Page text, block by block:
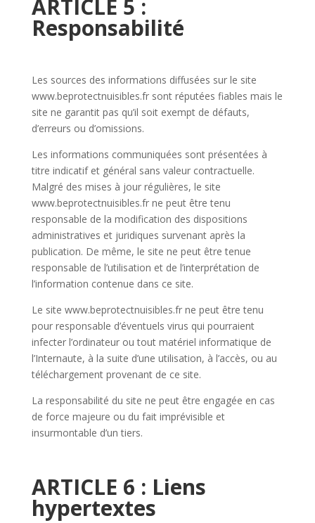
ARTICLE 5 :
Responsabilité
Les sources des informations diffusées sur le site
www.beprotectnuisibles.fr sont réputées fiables mais le
site ne garantit pas qu’il soit exempt de défauts,
d’erreurs ou d’omissions.
Les informations communiquées sont présentées à
titre indicatif et général sans valeur contractuelle.
Malgré des mises à jour régulières, le site
www.beprotectnuisibles.fr ne peut être tenu
responsable de la modification des dispositions
administratives et juridiques survenant après la
publication. De même, le site ne peut être tenue
responsable de l’utilisation et de l’interprétation de
l’information contenue dans ce site.
Le site www.beprotectnuisibles.fr ne peut être tenu
pour responsable d’éventuels virus qui pourraient
infecter l’ordinateur ou tout matériel informatique de
l’Internaute, à la suite d’une utilisation, à l’accès, ou au
téléchargement provenant de ce site.
La responsabilité du site ne peut être engagée en cas
de force majeure ou du fait imprévisible et
insurmontable d’un tiers.
ARTICLE 6 : Liens
hypertextes